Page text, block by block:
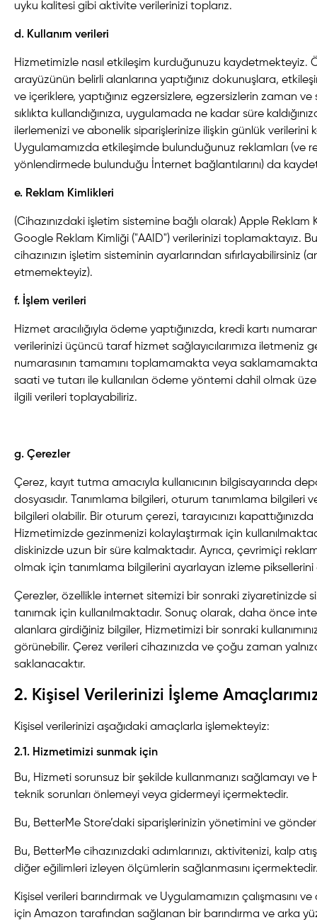
uyku kalitesi gibi aktivite verilerinizi toplarız.
d. Kullanım verileri
Hizmetimizle nasıl etkileşim kurduğunuzu kaydetmekteyiz.
arayüzünün belirli alanlarına yaptığınız dokunuşlara,
ve içeriklere, yaptığınız egzersizlere, egzersizlerin zaman ve
sıklıkta kullandığınıza, uygulamada ne kadar süre
ilerlemenizi ve abonelik siparişlerinize ilişkin günlük verilerini
Uygulamamızda etkileşimde bulunduğunuz reklamları (ve
yönlendirmede bulunduğu İnternet bağlantılarını) da
e. Reklam Kimlikleri
(Cihazınızdaki işletim sistemine bağlı olarak) Apple Reklam
Google Reklam Kimliği ("AAID") verilerinizi toplamaktayız.
cihazınızın işletim sisteminin ayarlarından sıfırlayabilirsiniz
etmemekteyiz).
f. İşlem verileri
Hizmet aracılığıyla ödeme yaptığınızda, kredi kartı
verilerinizi üçüncü taraf hizmet sağlayıcılarımıza iletmeniz
numarasının tamamını toplamamakta veya
saati ve tutarı ile kullanılan ödeme yöntemi dahil olmak
ilgili verileri toplayabiliriz.
g. Çerezler
Çerez, kayıt tutma amacıyla kullanıcının bilgisayarında
dosyasıdır. Tanımlama bilgileri, oturum tanımlama bilgileri
bilgileri olabilir. Bir oturum çerezi, tarayıcınızı
Hizmetimizde gezinmenizi kolaylaştırmak için
diskinizde uzun bir süre kalmaktadır. Ayrıca, çevrimiçi
olmak için tanımlama bilgilerini ayarlayan izleme
Çerezler, özellikle internet sitemizi bir sonraki ziyaretinizde
tanımak için kullanılmaktadır. Sonuç olarak, daha önce
alanlara girdiğiniz bilgiler, Hizmetimizi bir sonraki
görünebilir. Çerez verileri cihazınızda ve çoğu zaman
saklanacaktır.
2. Kişisel Verilerinizi İşleme
Kişisel verilerinizi aşağıdaki amaçlarla işlemekteyiz:
2.1. Hizmetimizi sunmak için
Bu, Hizmeti sorunsuz bir şekilde kullanmanızı sağlamayı ve
teknik sorunları önlemeyi veya gidermeyi içermektedir.
Bu, BetterMe Store’daki siparişlerinizin yönetimini ve
Bu, BetterMe cihazınızdaki adımlarınızı, aktivitenizi, kalp atış
diğer eğilimleri izleyen ölçümlerin sağlanmasını
Kişisel verileri barındırmak ve Uygulamamızın çalışmasını
için Amazon tarafından sağlanan bir barındırma ve arka